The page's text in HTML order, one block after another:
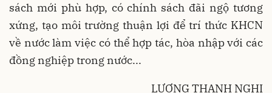
sách mới phù hợp, có chính sách đãi ngộ tương
xứng, tạo môi trường thuận lợi để trí thức KHCN
về nước làm việc có thể hợp tác, hòa nhập với các
đồng nghiệp trong nước...
LƯƠNG THANH NGHỊ